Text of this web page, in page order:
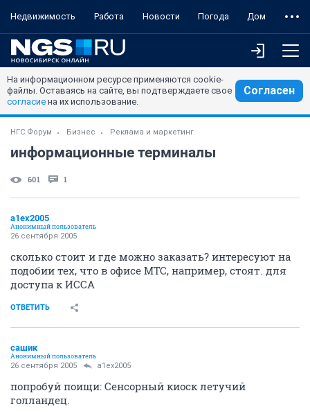
Недвижимость Работа Новости Погода Дом
На информационном ресурсе применяются cookie-
файлы. Оставаясь на сайте, вы подтверждаете свое
согласие на их использование.
Согласен
НГС.Форум Бизнес Реклама и маркетинг
информационные терминалы
601 1
a1ex2005
Анонимный пользователь
26 сентября 2005
сколько стоит и где можно заказать? интересуют на
подобии тех, что в офисе МТС, например, стоят. для
доступа к ИССА
ОТВЕТИТЬ
сашик
Анонимный пользователь
26 сентября 2005 a1ex2005
попробуй поищи: Сенсорный киоск летучий
голландец.